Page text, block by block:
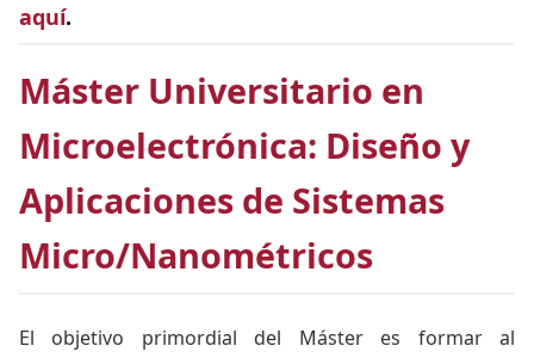
aquí.
Máster Universitario en
Microelectrónica: Diseño y
Aplicaciones de Sistemas
Micro/Nanométricos
El objetivo primordial del Máster es formar al